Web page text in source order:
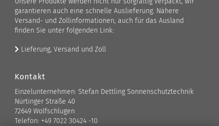
garantieren auch eine schnelle Auslieferung. Nähere
Versand- und Zollinformationen, auch für das Ausland
finden Sie unter folgenden Link:
Lieferung, Versand und Zoll
Kontakt
Einzelunternehmen: Stefan Dettling Sonnenschutztechnik
Nürtinger Straße 40
72649 Wolfschlugen
Telefon: +49 7022 30424 -10